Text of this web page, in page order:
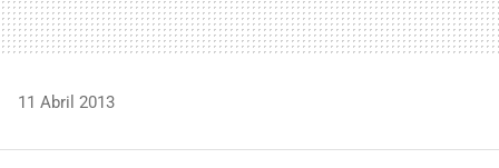
11 Abril 2013